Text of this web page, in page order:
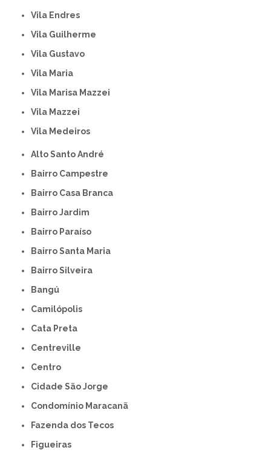
Vila Endres
Vila Guilherme
Vila Gustavo
Vila Maria
Vila Marisa Mazzei
Vila Mazzei
Vila Medeiros
Alto Santo André
Bairro Campestre
Bairro Casa Branca
Bairro Jardim
Bairro Paraíso
Bairro Santa Maria
Bairro Silveira
Bangú
Camilópolis
Cata Preta
Centreville
Centro
Cidade São Jorge
Condomínio Maracanã
Fazenda dos Tecos
Figueiras